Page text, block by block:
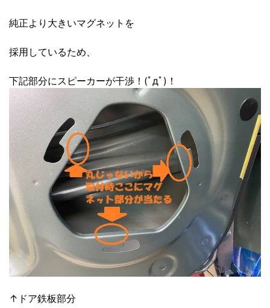
純正より大きいマグネットを
採用しているため、
下記部分にスピーカーが干渉！(ﾟдﾟ)！
↑ドア鉄板部分